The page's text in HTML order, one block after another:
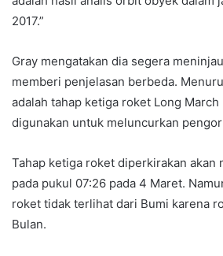
2017.”
Gray mengatakan dia segera
memberi penjelasan berbeda.
adalah tahap ketiga roket Long March
digunakan untuk meluncurkan
Tahap ketiga roket diperkirakan akan
pada pukul 07:26 pada 4 Maret.
roket tidak terlihat dari Bumi karena
Bulan.